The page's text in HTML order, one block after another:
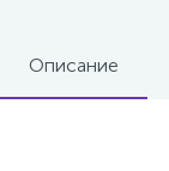
Описание